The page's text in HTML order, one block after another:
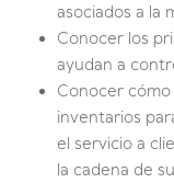
asociados a la
Conocer los
ayudan a
Conocer
inventarios
el servicio a
la cadena de